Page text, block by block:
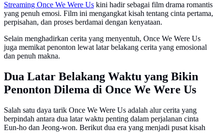
Streaming Once We Were Us kini hadir sebagai film drama romantis
yang penuh emosi. Film ini mengangkat kisah tentang cinta pertama,
perpisahan, dan proses berdamai dengan kenyataan.
Selain menghadirkan cerita yang menyentuh, Once We Were Us
juga memikat penonton lewat latar belakang cerita yang emosional
dan penuh makna.
Dua Latar Belakang Waktu yang Bikin
Penonton Dilema di Once We Were Us
Salah satu daya tarik Once We Were Us adalah alur cerita yang
berpindah antara dua latar waktu penting dalam perjalanan cinta
Eun-ho dan Jeong-won. Berikut dua era yang menjadi pusat kisah